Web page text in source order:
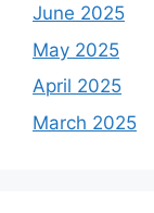
June 2025
May 2025
April 2025
March 2025